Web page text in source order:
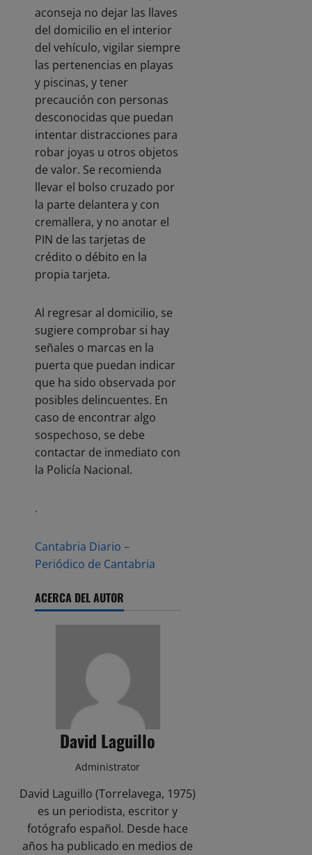
aconseja no dejar las llaves
del domicilio en el interior
del vehículo, vigilar siempre
las pertenencias en playas
y piscinas, y tener
precaución con personas
desconocidas que puedan
intentar distracciones para
robar joyas u otros objetos
de valor. Se recomienda
llevar el bolso cruzado por
la parte delantera y con
cremallera, y no anotar el
PIN de las tarjetas de
crédito o débito en la
propia tarjeta.
Al regresar al domicilio, se
sugiere comprobar si hay
señales o marcas en la
puerta que puedan indicar
que ha sido observada por
posibles delincuentes. En
caso de encontrar algo
sospechoso, se debe
contactar de inmediato con
la Policía Nacional.
.
Cantabria Diario –
Periódico de Cantabria
ACERCA DEL AUTOR
David Laguillo
Administrator
David Laguillo (Torrelavega, 1975)
es un periodista, escritor y
fotógrafo español. Desde hace
años ha publicado en medios de